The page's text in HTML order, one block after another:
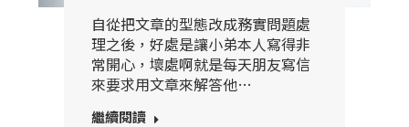
自從把文章的型態改成務實問題處
理之後，好處是讓小弟本人寫得非
常開心，壞處啊就是每天朋友寫信
來要求用文章來解答他…
繼續閱讀